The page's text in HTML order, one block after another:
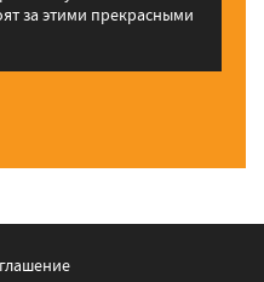
за этими прекрасными